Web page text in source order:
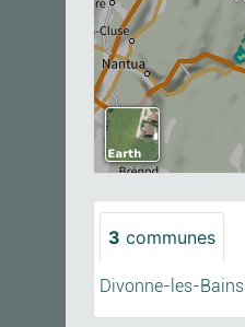
3 communes
Divonne-les-Bains